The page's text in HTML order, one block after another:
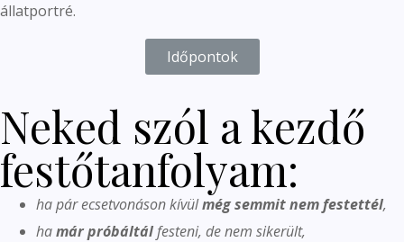
állatportré.
Időpontok
Neked szól a kezdő
festőtanfolyam:
ha pár ecsetvonáson kívülmég semmit nem festettél,
hamár próbáltálfesteni, de nem sikerült,